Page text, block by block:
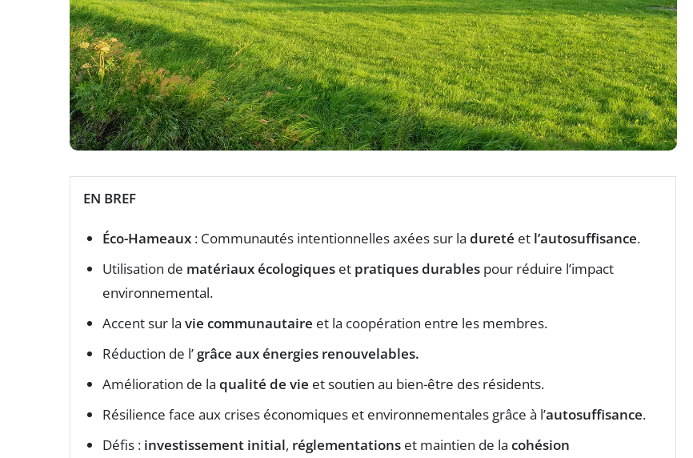
EN BREF
Éco-Hameaux : Communautés intentionnelles axées sur la dureté et l’autosuffisance.
Utilisation de matériaux écologiques et pratiques durables pour réduire l’impact
environnemental.
Accent sur la vie communautaire et la coopération entre les membres.
Réduction de l’ grâce auxénergies renouvelables.
Amélioration de la qualité de vie et soutien au bien-être des résidents.
Résilience face aux crises économiques et environnementales grâce à l’autosuffisance.
Défis : investissement initial, réglementations et maintien de la cohésion